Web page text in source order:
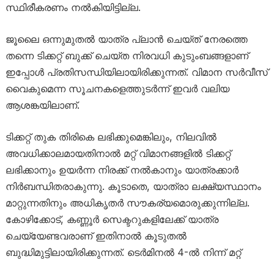
സ്ഥിരീകരണം നൽകിയിട്ടില്ല.
ജൂലൈ ഒന്നുമുതൽ യാത്ര പ്ലാൻ ചെയ്ത് നേരത്തെ
തന്നെ ടിക്കറ്റ് ബുക്ക് ചെയ്ത നിരവധി കുടുംബങ്ങളാണ്
ഇപ്പോൾ പ്രതിസന്ധിയിലായിരിക്കുന്നത്. വിമാന സർവീസ്
വൈകുമെന്ന സൂചനകളെത്തുടർന്ന് ഇവർ വലിയ
ആശങ്കയിലാണ്.
ടിക്കറ്റ് തുക തിരികെ ലഭിക്കുമെങ്കിലും, നിലവിൽ
അവധിക്കാലമായതിനാൽ മറ്റ് വിമാനങ്ങളിൽ ടിക്കറ്റ്
ലഭിക്കാനും ഉയർന്ന നിരക്ക് നൽകാനും യാത്രക്കാർ
നിർബന്ധിതരാകുന്നു. കൂടാതെ, യാത്രാ ലക്ഷ്യസ്ഥാനം
മാറ്റുന്നതിനും അധികൃതർ സൗകര്യമൊരുക്കുന്നില്ല.
കോഴിക്കോട്, കണ്ണൂർ സെക്ടറുകളിലേക്ക് യാത്ര
ചെയ്യേണ്ടവരാണ് ഇതിനാൽ കൂടുതൽ
ബുദ്ധിമുട്ടിലായിരിക്കുന്നത്. ടെർമിനൽ 4-ൽ നിന്ന് മറ്റ്